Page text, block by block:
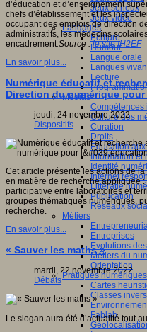
Jeux sérieux
Jeux vidéo
Langages
Ecriture
Humour
Langue orale
Langues
Lecture
Médias
Compétences
Culture des
Curation
Droits
Education
Information et
Identité
Internet
Littératie
Publication
Réseaux
Métiers
Entreprises
Evolutions
Métiers du
Orientation
Pratiques numériques
Cartes
Classes
Fablab
d’éducation et d’enseignement
chefs d’établissement et les
occupant des emplois de direction
administratifs, les médecins
encadrement.Source :le site IH2EF
En savoir plus...
Numérique éducatif et
Direction du numérique
jeudi, 24 novembre 2022
Dispositifs
Cet article présente les actions de
en matière de recherche appliquée
participative entre laboratoires et
groupes thématiques numériques,
recherche.
En savoir plus...
« Sauver les maths »
mardi, 22 novembre 2022
Débats
Le slogan aura été d’actualité tout